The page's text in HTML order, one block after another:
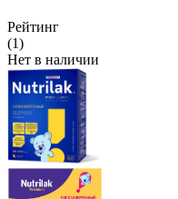
Рейтинг
(1)
Нет в наличии